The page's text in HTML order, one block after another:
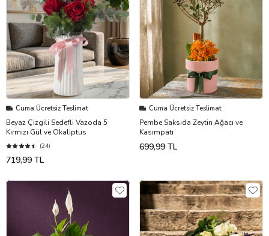
Cuma Ücretsiz Teslimat
Beyaz Çizgili Sedefli Vazoda 5
Kırmızı Gül ve Okaliptus
(24)
719,99 TL
Cuma Ücretsiz Teslimat
Pembe Saksıda Zeytin Ağacı ve
Kasımpatı
699,99 TL